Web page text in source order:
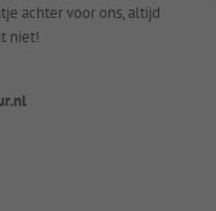
achter voor ons, altijd
niet!